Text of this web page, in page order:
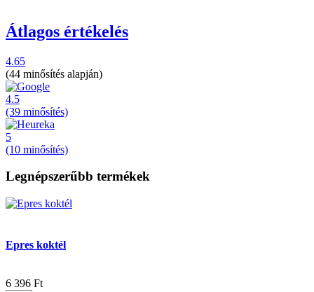
Átlagos értékelés
4.65
(44 minősítés alapján)
4.5
(39 minősítés)
5
(10 minősítés)
Legnépszerűbb termékek
Epres koktél
6 396 Ft